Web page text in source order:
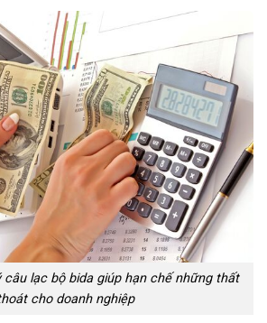
câu lạc bộ bida giúp hạn chế những thất
cho doanh nghiệp